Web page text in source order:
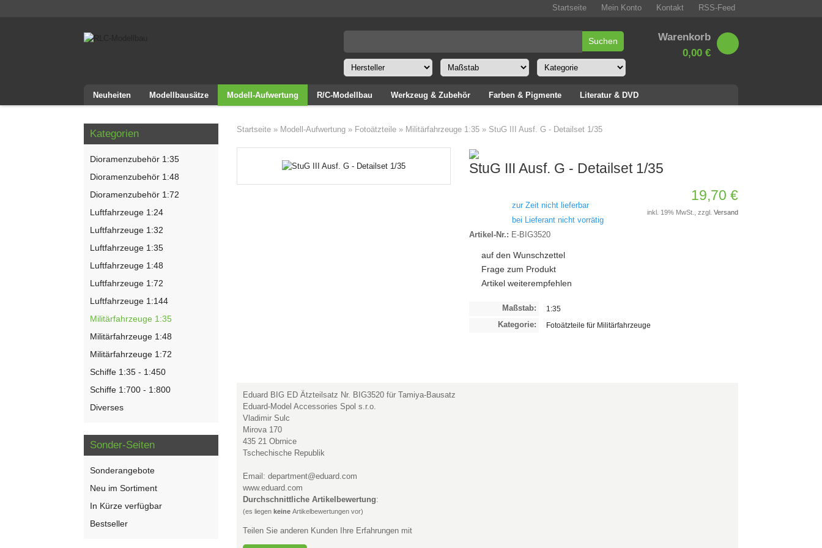
Startseite Mein Konto Kontakt RSS-Feed
Warenkorb
0,00 €
Neuheiten Modellbausätze Modell-Aufwertung R/C-Modellbau Werkzeug & Zubehör Farben & Pigmente Literatur & DVD
Startseite » Modell-Aufwertung » Fotoätzteile » Militärfahrzeuge 1:35 » StuG III Ausf. G - Detailset 1/35
StuG III Ausf. G - Detailset 1/35
zur Zeit nicht lieferbar
bei Lieferant nicht vorrätig
Artikel-Nr.: E-BIG3520
auf den Wunschzettel
Frage zum Produkt
Artikel weiterempfehlen
19,70 €
inkl. 19% MwSt., zzgl. Versand
Maßstab: 1:35
Kategorie: Fotoätzteile für Militärfahrzeuge
Eduard BIG ED Ätzteilsatz Nr. BIG3520 für Tamiya-Bausatz
Eduard-Model Accessories Spol s.r.o.
Vladimir Sulc
Mirova 170
435 21 Obrnice
Tschechische Republik
Email: department@eduard.com
www.eduard.com
Durchschnittliche Artikelbewertung:
(es liegen keine Artikelbewertungen vor)
Teilen Sie anderen Kunden Ihre Erfahrungen mit
Kategorien
Dioramenzubehör 1:35
Dioramenzubehör 1:48
Dioramenzubehör 1:72
Luftfahrzeuge 1:24
Luftfahrzeuge 1:32
Luftfahrzeuge 1:35
Luftfahrzeuge 1:48
Luftfahrzeuge 1:72
Luftfahrzeuge 1:144
Militärfahrzeuge 1:35
Militärfahrzeuge 1:48
Militärfahrzeuge 1:72
Schiffe 1:35 - 1:450
Schiffe 1:700 - 1:800
Diverses
Sonder-Seiten
Sonderangebote
Neu im Sortiment
In Kürze verfügbar
Bestseller